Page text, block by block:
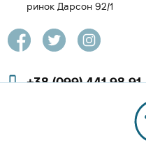
ринок Дарсон 92/1
+38 (099) 441 98 91
+38 (097) 423 08 00
zachesa86@gmail.com